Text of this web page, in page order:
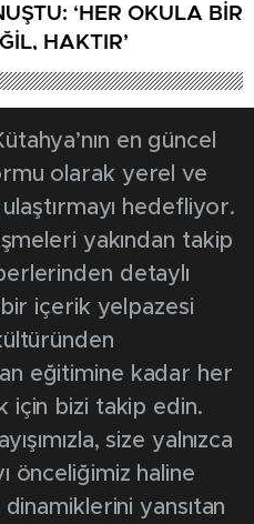
‘HER OKULA BİR
HAKTIR’
en güncel
olarak yerel ve
hedefliyor.
yakından takip
detaylı
içerik yelpazesi
eğitimine kadar her
için bizi takip edin.
size yalnızca
önceliğimiz haline
yansıtan